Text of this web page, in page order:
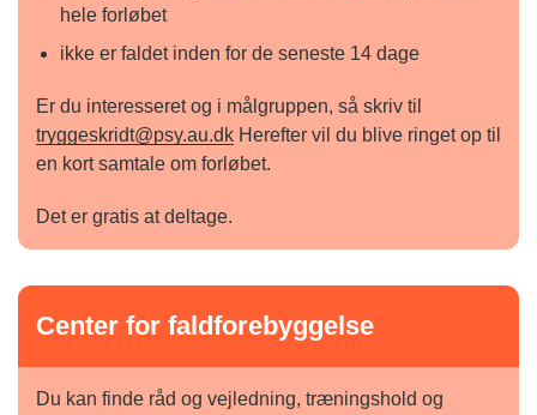
hele forløbet
ikke er faldet inden for de seneste 14 dage
Er du interesseret og i målgruppen, så skriv til
tryggeskridt@psy.au.dk Herefter vil du blive ringet op til
en kort samtale om forløbet.
Det er gratis at deltage.
Center for faldforebyggelse
Du kan finde råd og vejledning, træningshold og